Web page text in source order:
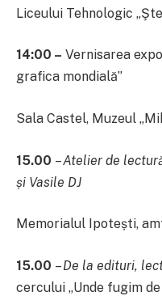
Liceului Tehnologic
14:00 – Vernisarea
grafica mondială”
Sala Castel, Muzeul
15.00 –Atelier de
și Vasile DJ
Memorialul Ipotești,
15.00 –De la edituri,
cercului „Unde fugim de